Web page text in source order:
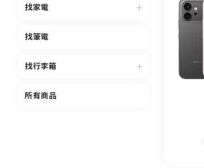
找家電
找筆電
找行李箱
所有商品